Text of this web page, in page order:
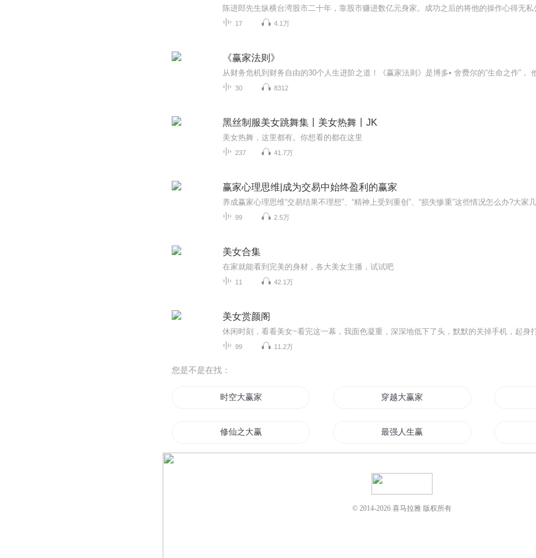
17 4.1万
《赢家法则》
30 8312
黑丝制服美女跳舞集丨美女热舞丨JK
美女热舞，这里都有。你想看的都在这里
237 41.7万
赢家心理思维|成为交易中始终盈利的赢家
99 2.5万
美女合集
在家就能看到完美的身材，各大美女主播，试试吧
11 42.1万
美女赏颜阁
99 11.2万
您是不是在找：
时空大赢家 穿越大赢家
修仙之大赢家 最强人生赢家
© 2014-2026 喜马拉雅 版权所有